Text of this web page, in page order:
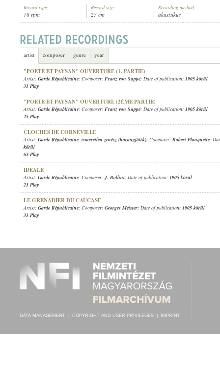
Record type:
78 rpm
Record size:
27 cm
Recording method:
akusztikus
artist composer genre year
"POETE ET PAYSAN" OUVERTURE (1. PARTIE)
Artist: Garde Républicaine; Composer: Franz von Suppé; Date of publication: 1905 körül
31 Play
"POETE ET PAYSAN" OUVERTURE (2ÉME PARTIE)
Artist: Garde Républicaine; Composer: Franz von Suppé; Date of publication: 1905 körül
25 Play
CLOCHES DE CORNEVILLE
Artist: Garde Républicaine, ismeretlen zenész (harangjáték); Composer: Robert Planquette;
körül
63 Play
IDEALE
Artist: Garde Républicaine; Composer:J. Bollini; Date of publication: 1905 körül
23 Play
LE GRENADIER DU CAUCASE
Artist: Garde Républicaine; Composer: Georges Meister; Date of publication: 1905 körül
33 Play
DATA MANAGEMENT COPYRIGHT AND USER PRIVILEGES IMPRINT